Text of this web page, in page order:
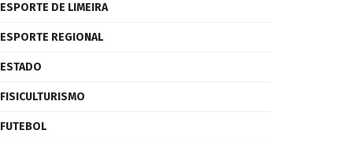
ESPORTE DE LIMEIRA
ESPORTE REGIONAL
ESTADO
FISICULTURISMO
FUTEBOL